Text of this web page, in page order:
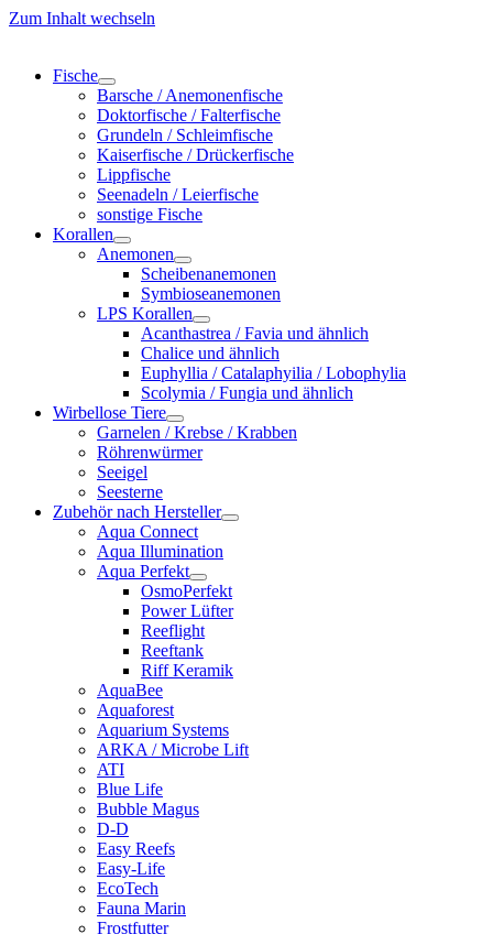
Zum Inhalt wechseln
Fische
Barsche / Anemonenfische
Doktorfische / Falterfische
Grundeln / Schleimfische
Kaiserfische / Drückerfische
Lippfische
Seenadeln / Leierfische
sonstige Fische
Korallen
Anemonen
Scheibenanemonen
Symbioseanemonen
LPS Korallen
Acanthastrea / Favia und ähnlich
Chalice und ähnlich
Euphyllia / Catalaphyilia / Lobophylia
Scolymia / Fungia und ähnlich
Wirbellose Tiere
Garnelen / Krebse / Krabben
Röhrenwürmer
Seeigel
Seesterne
Zubehör nach Hersteller
Aqua Connect
Aqua Illumination
Aqua Perfekt
OsmoPerfekt
Power Lüfter
Reeflight
Reeftank
Riff Keramik
AquaBee
Aquaforest
Aquarium Systems
ARKA / Microbe Lift
ATI
Blue Life
Bubble Magus
D-D
Easy Reefs
Easy-Life
EcoTech
Fauna Marin
Frostfutter